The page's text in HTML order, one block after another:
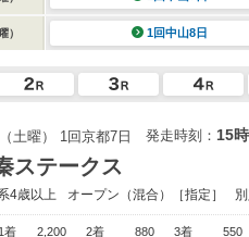
） 1回中山8日
土曜） 1回京都7日 発走時刻： 15
ステークス
4歳以上 オープン （混合）［指定］
1着 2,200 2着 880 3着
550